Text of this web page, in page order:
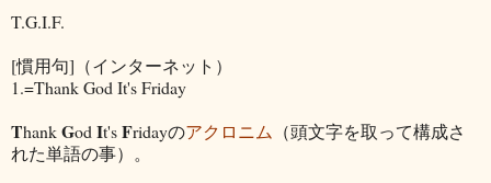
T.G.I.F.
[慣用句]（インターネット）
1.=Thank God It's Friday
ThankGod It'sFridayのアクロニム （頭文字を取って構成さ
れた単語の事）。